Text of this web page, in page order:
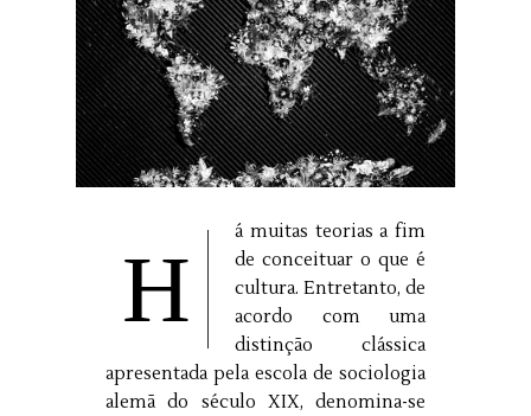
H
á muitas teorias a fim
de conceituar o que é
cultura. Entretanto, de
acordo com uma
distinção clássica
apresentada pela escola de sociologia
alemã do século XIX, denomina-se